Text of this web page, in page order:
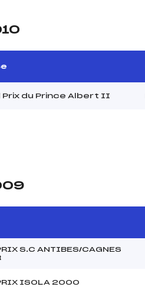
Prix du Prince Albert II
S.C ANTIBES/CAGNES
ISOLA 2000